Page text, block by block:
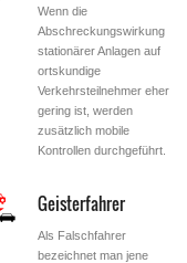
Wenn die
Abschreckungswirkung
stationärer Anlagen auf
ortskundige
Verkehrsteilnehmer eher
gering ist, werden
zusätzlich mobile
Kontrollen durchgeführt.
Geisterfahrer
Als Falschfahrer
bezeichnet man jene